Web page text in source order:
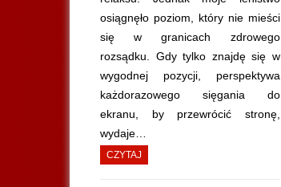
osiągnęło poziom, który nie mieści
się w granicach zdrowego
rozsądku. Gdy tylko znajdę się w
wygodnej pozycji, perspektywa
każdorazowego sięgania do
ekranu, by przewrócić stronę,
wydaje…
CZYTAJ